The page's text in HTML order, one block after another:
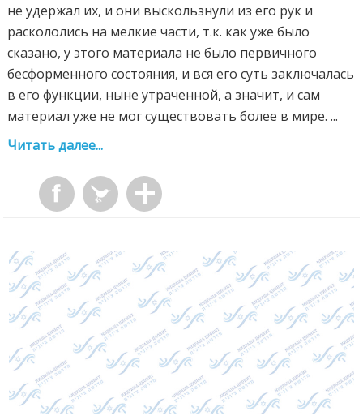
не удержал их, и они выскользнули из его рук и
раскололись на мелкие части, т.к. как уже было
сказано, у этого материала не было первичного
бесформенного состояния, и вся его суть заключалась
в его функции, ныне утраченной, а значит, и сам
материал уже не мог существовать более в мире. ...
Читать далее...